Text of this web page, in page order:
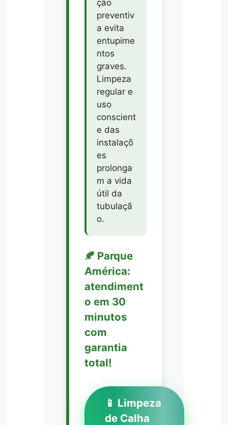
ção
preventiv
a evita
entupime
ntos
graves.
Limpeza
regular e
uso
conscient
e das
instalaçõ
es
prolonga
m a vida
útil da
tubulaçã
o.
🍂 Parque
América:
atendiment
o em 30
minutos
com
garantia
total!
📱 Limpeza
de Calha